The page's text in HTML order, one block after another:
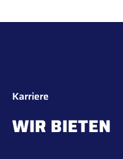
Karriere
WIR BIETEN